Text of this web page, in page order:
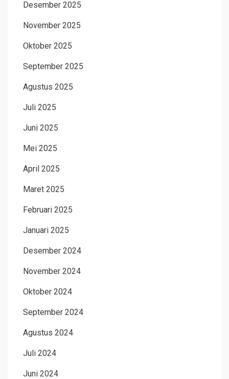
Desember 2025
November 2025
Oktober 2025
September 2025
Agustus 2025
Juli 2025
Juni 2025
Mei 2025
April 2025
Maret 2025
Februari 2025
Januari 2025
Desember 2024
November 2024
Oktober 2024
September 2024
Agustus 2024
Juli 2024
Juni 2024